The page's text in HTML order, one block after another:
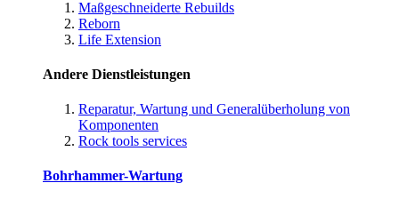
Maßgeschneiderte Rebuilds
Reborn
Life Extension
Andere Dienstleistungen
Reparatur, Wartung und Generalüberholung von
Komponenten
Rock tools services
Bohrhammer-Wartung